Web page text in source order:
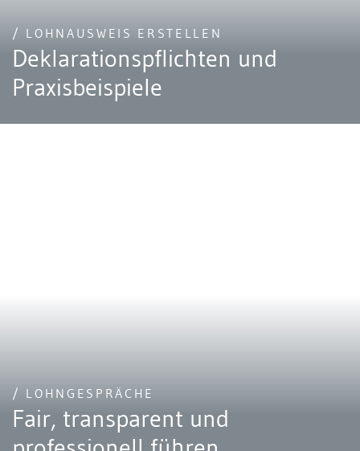
/ LOHNAUSWEIS ERSTELLEN
Deklarationspflichten und
Praxisbeispiele
/ LOHNGESPRÄCHE
Fair, transparent und